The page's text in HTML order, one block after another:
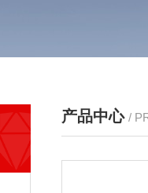
产品中心 /